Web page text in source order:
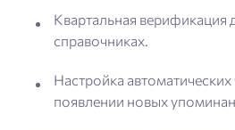
Квартальная верификация
справочниках.
Настройка
появлении новых